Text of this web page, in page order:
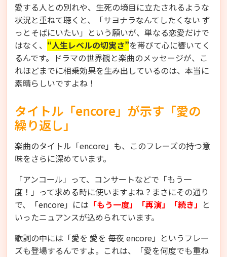
愛する人との別れや、生死の境目に立たされるような
状況と重ねて聴くと、「サヨナラなんてしたくない ず
っとそばにいたい」という願いが、単なる恋愛だけで
はなく、 “人生レベルの切実さ”を帯びて心に響いてく
るんです。ドラマの世界観と楽曲のメッセージが、こ
れほどまでに相乗効果を生み出しているのは、本当に
素晴らしいですよね！
タイトル「encore」が示す「愛の
繰り返し」
楽曲のタイトル「encore」も、このフレーズの持つ意
味をさらに深めています。
「アンコール」って、コンサートなどで「もう一
度！」って求める時に使いますよね？まさにその通り
で、「encore」には 「もう一度」「再演」「続き」 と
いったニュアンスが込められています。
歌詞の中には「愛を 愛を 毎夜 encore」というフレー
ズも登場するんですよ。これは、「愛を何度でも重ね